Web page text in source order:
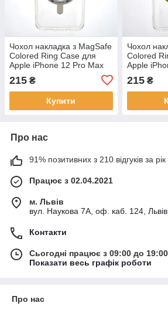
Чохол накладка з MagSafe
Colored Ring Case для
Apple iPhone 12 Pro Max
215 ₴
Купити
Чохол
Colored
Apple
215₴
Про нас
91% позитивних з 210 відгуків за рік
Працює з 02.04.2021
м. Львів
вул. Наукова 7А, оф. каб. 124,
Контакти
Сьогодні працює з 09:00 до 19:00
Показати весь графік роботи
Про нас